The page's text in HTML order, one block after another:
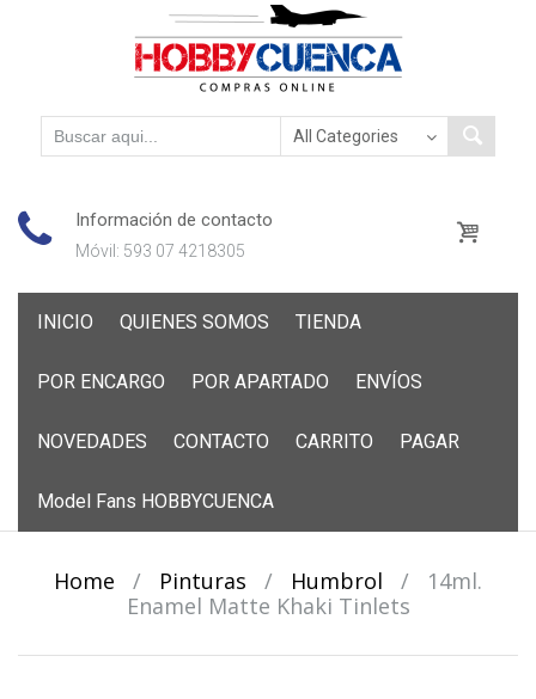
Información de contacto
Móvil: 593 07 4218305
INICIO QUIENES SOMOS TIENDA
POR ENCARGO POR APARTADO ENVÍOS
NOVEDADES CONTACTO CARRITO PAGAR
Model Fans HOBBYCUENCA
Home / Pinturas / Humbrol /
14ml.
Enamel Matte Khaki Tinlets